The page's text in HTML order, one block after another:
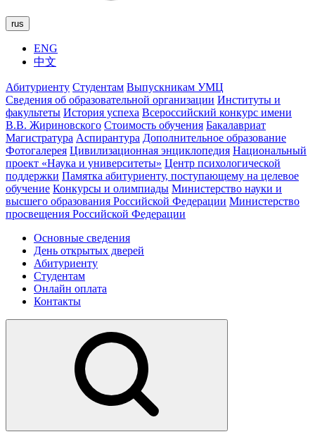
rus
ENG
中文
Абитуриенту Студентам Выпускникам УМЦ
Сведения об образовательной организации Институты и
факультеты История успеха Всероссийский конкурс имени
В.В. Жириновского Стоимость обучения Бакалавриат
Магистратура Аспирантура Дополнительное образование
Фотогалерея Цивилизационная энциклопедия Национальный
проект «Наука и университеты» Центр психологической
поддержки Памятка абитуриенту, поступающему на целевое
обучение Конкурсы и олимпиады Министерство науки и
высшего образования Российской Федерации Министерство
просвещения Российской Федерации
Основные сведения
День открытых дверей
Абитуриенту
Студентам
Онлайн оплата
Контакты